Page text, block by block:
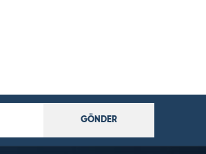
GÖNDER